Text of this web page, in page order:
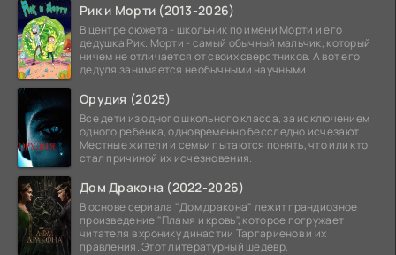
Рик и Морти (2013-2026)
В центре сюжета - школьник по имени Морти и его
дедушка Рик. Морти - самый обычный мальчик, который
ничем не отличается от своих сверстников. А вот его
дедуля занимается необычными научными
Орудия (2025)
Все дети из одного школьного класса, за исключением
одного ребёнка, одновременно бесследно исчезают.
Местные жители и семьи пытаются понять, что или кто
стал причиной их исчезновения.
Дом Дракона (2022-2026)
В основе сериала "Дом дракона" лежит грандиозное
произведение "Пламя и кровь", которое погружает
читателя в хронику династии Таргариенов и их
правления. Этот литературный шедевр,